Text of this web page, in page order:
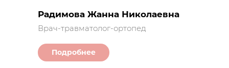
Подробнее
Врач-травматолог-ортопед
Радимова Жанна Николаевна